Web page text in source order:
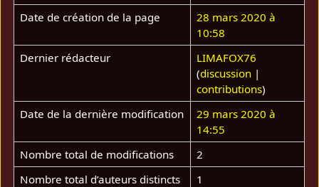
Date de création de la page
28 mars 2020 à
10:58
Dernier rédacteur
LIMAFOX76
(discussion|
contributions)
Date de la dernière modification
29 mars 2020 à
14:55
Nombre total de modifications
2
Nombre total d’auteurs distincts
1